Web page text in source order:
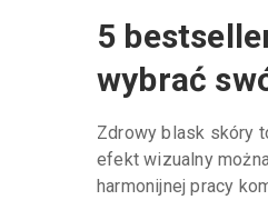
5
wybrać
Zdrowy blask skóry
efekt wizualny
harmonijnej pracy